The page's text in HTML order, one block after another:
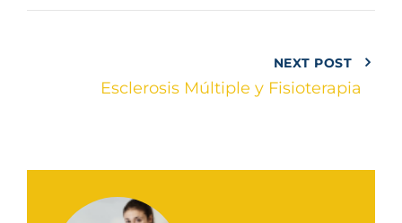
NEXT POST
Esclerosis Múltiple y Fisioterapia